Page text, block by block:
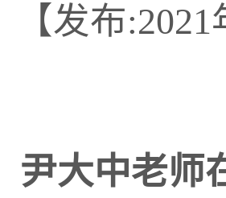
【发布
尹大中老师